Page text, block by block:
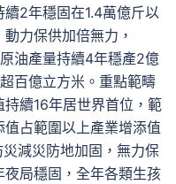
2年穩固在1.4萬億斤以
力保供加倍無力，
油產量持續4年穩產2億
百億立方米。重點範疇
續16年居世界首位，範
值占範圍以上產業增添值
減災防地加固，無力保
局穩固，全年各類生孩